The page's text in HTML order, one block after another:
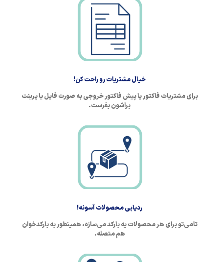
خیال مشتریات رو راحت کن!
برای مشتریات فاکتور یا پیش فاکتور خروجی به صورت فایل یا پرینت
براشون بفرست.
ردیابی محصولات آسونه!
تامی‌تو برای هر محصولات یه بارکد می‌سازه، همینطور به بارکدخوان
هم متصله.